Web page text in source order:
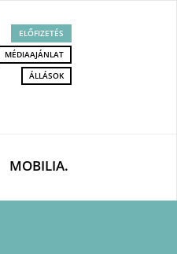
ELŐFIZETÉS
MÉDIAAJÁNLAT
ÁLLÁSOK
MOBILIA.